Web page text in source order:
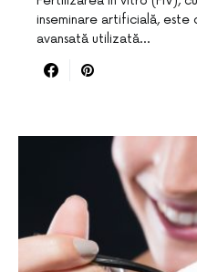
inseminare artificială, este
avansată utilizată…